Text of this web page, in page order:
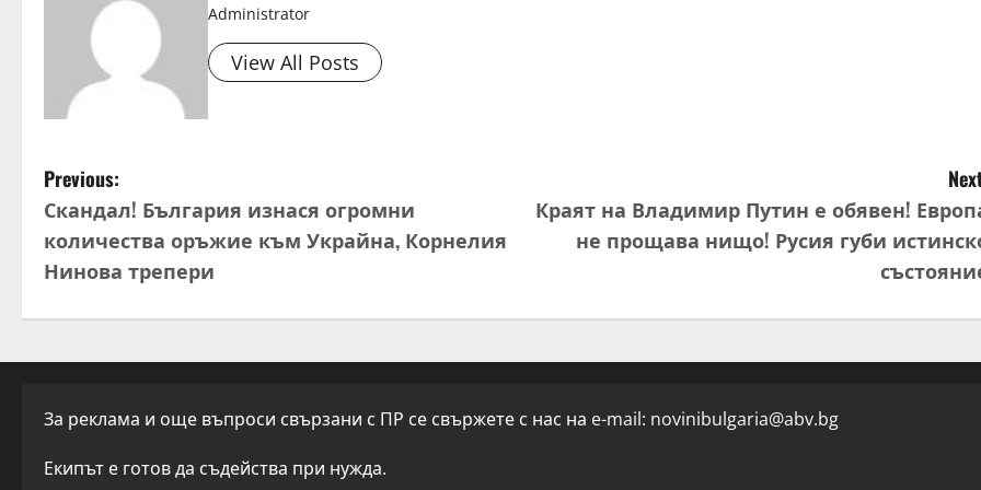
Administrator
View All Posts
P
o
s
t
n
a
v
Previous:
Скандал! България изнася огромни
количества оръжие към Украйна, Корнелия
Нинова трепери
Краят на Владимир Путин е обявен!
не прощава нищо! Русия губи
За реклама и още въпроси свързани с ПР се свържете с нас на e-mail: novinibulgaria@abv.bg
Екипът е готов да съдейства при нужда.